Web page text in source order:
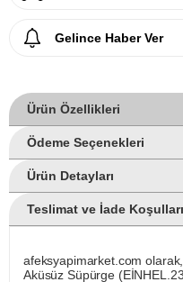
Gelince Haber Ver
Ürün Özellikleri
Ödeme Seçenekleri
Ürün Detayları
Teslimat ve İade Koşulları
afeksyapimarket.com
Aküsüz Süpürge